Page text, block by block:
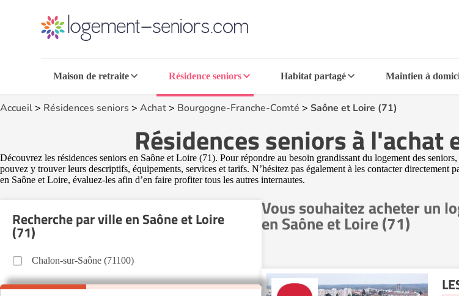
Maison de retraite Résidence seniors Habitat partagé Maintien à
Accueil> Résidences seniors > Achat> Bourgogne-Franche-Comté > Saône et Loire (71)
Résidences seniors à l'achat
Découvrez les résidences seniors en Saône et Loire (71). Pour répondre au besoin grandissant du logement des
pouvez y trouver leurs descriptifs, équipements, services et tarifs. N’hésitez pas également à les contacter directement
en Saône et Loire, évaluez-les afin d’en faire profiter tous les autres internautes.
Vous souhaitez acheter un
en Saône et Loire (71)
Recherche par ville en Saône et Loire
(71)
Chalon-sur-Saône (71100)